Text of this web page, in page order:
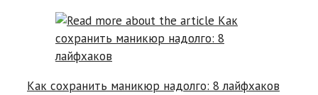
Как сохранить маникюр надолго: 8 лайфхаков